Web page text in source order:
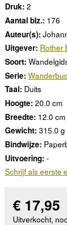
Druk: 2
Aantal blz.: 176
Auteur(s):
Uitgever: Rother
Soort:
Serie:
Taal: Duits
Hoogte: 20.0 cm
Breedte: 12.0 cm
Gewicht: 315.0 g
Bindwijze:
Uitvoering: -
Schrijf als eerste
€ 17,95
Uitverkocht,